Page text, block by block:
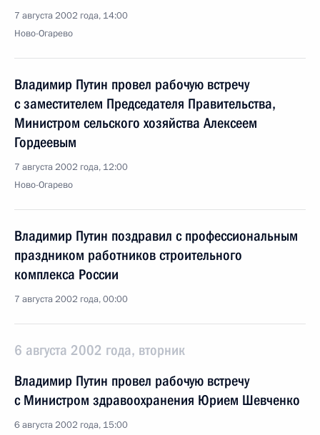
7 августа 2002 года, 14:00
Ново-Огарево
Владимир Путин провел рабочую встречу
с заместителем Председателя Правительства,
Министром сельского хозяйства Алексеем
Гордеевым
7 августа 2002 года, 12:00
Ново-Огарево
Владимир Путин поздравил с профессиональным
праздником работников строительного
комплекса России
7 августа 2002 года, 00:00
6 августа 2002 года, вторник
Владимир Путин провел рабочую встречу
с Министром здравоохранения Юрием Шевченко
6 августа 2002 года, 15:00